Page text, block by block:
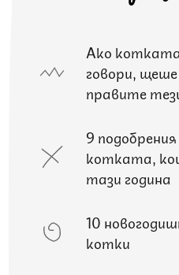
Ако
говори,
правите
9
котката,
тази година
10
котки